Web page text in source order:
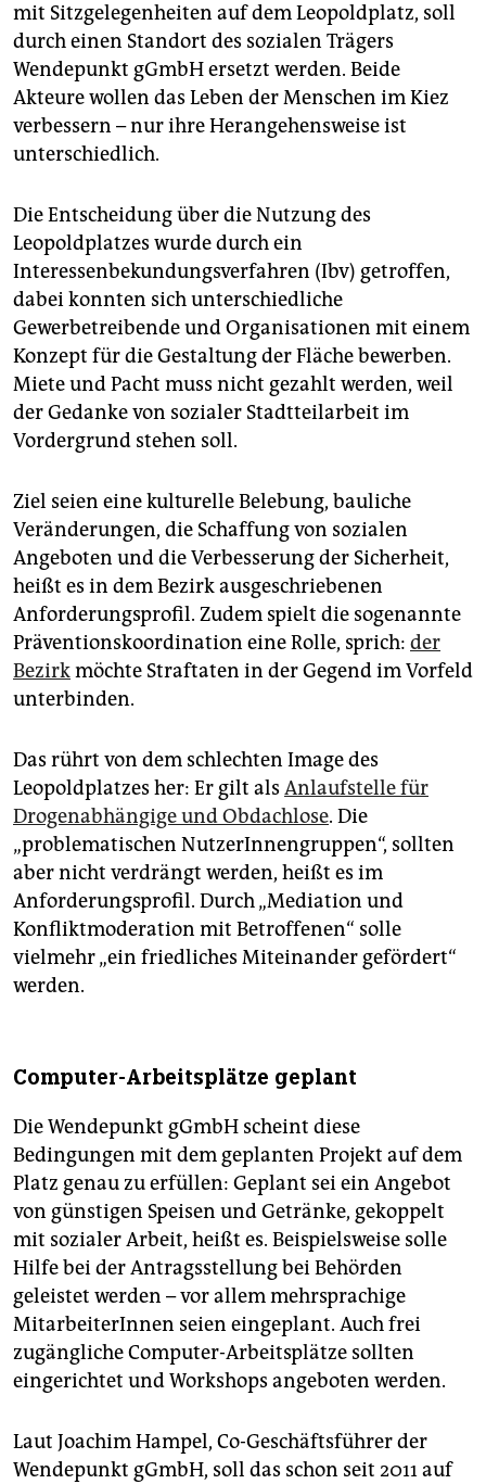
unterstützen
abo
genossenschaft
epaper login
mit Sitzgelegenheiten auf dem Leopoldplatz, soll
durch einen Standort des sozialen Trägers
Wendepunkt gGmbH ersetzt werden. Beide
Akteure wollen das Leben der Menschen im Kiez
verbessern – nur ihre Herangehensweise ist
unterschiedlich.
Die Entscheidung über die Nutzung des
Leopoldplatzes wurde durch ein
Interessenbekundungsverfahren (Ibv) getroffen,
dabei konnten sich unterschiedliche
Gewerbetreibende und Organisationen mit einem
Konzept für die Gestaltung der Fläche bewerben.
Miete und Pacht muss nicht gezahlt werden, weil
der Gedanke von sozialer Stadtteilarbeit im
Vordergrund stehen soll.
Ziel seien eine kulturelle Belebung, bauliche
Veränderungen, die Schaffung von sozialen
Angeboten und die Verbesserung der Sicherheit,
heißt es in dem Bezirk ausgeschriebenen
Anforderungsprofil. Zudem spielt die sogenannte
Präventionskoordination eine Rolle, sprich: der
Bezirkmöchte Straftaten in der Gegend im Vorfeld
unterbinden.
Das rührt von dem schlechten Image des
Leopoldplatzes her: Er gilt als Anlaufstelle für
Drogenabhängige und Obdachlose. Die
„problematischen NutzerInnengruppen“, sollten
aber nicht verdrängt werden, heißt es im
Anforderungsprofil. Durch „Mediation und
Konfliktmoderation mit Betroffenen“ solle
vielmehr „ein friedliches Miteinander gefördert“
werden.
Computer-Arbeitsplätze geplant
Die Wendepunkt gGmbH scheint diese
Bedingungen mit dem geplanten Projekt auf dem
Platz genau zu erfüllen: Geplant sei ein Angebot
von günstigen Speisen und Getränke, gekoppelt
mit sozialer Arbeit, heißt es. Beispielsweise solle
Hilfe bei der Antragsstellung bei Behörden
geleistet werden – vor allem mehrsprachige
MitarbeiterInnen seien eingeplant. Auch frei
zugängliche Computer-Arbeitsplätze sollten
eingerichtet und Workshops angeboten werden.
Laut Joachim Hampel, Co-Geschäftsführer der
Wendepunkt gGmbH, soll das schon seit 2011 auf